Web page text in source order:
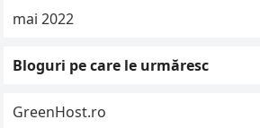
mai 2022
Bloguri pe care le urmăresc
GreenHost.ro